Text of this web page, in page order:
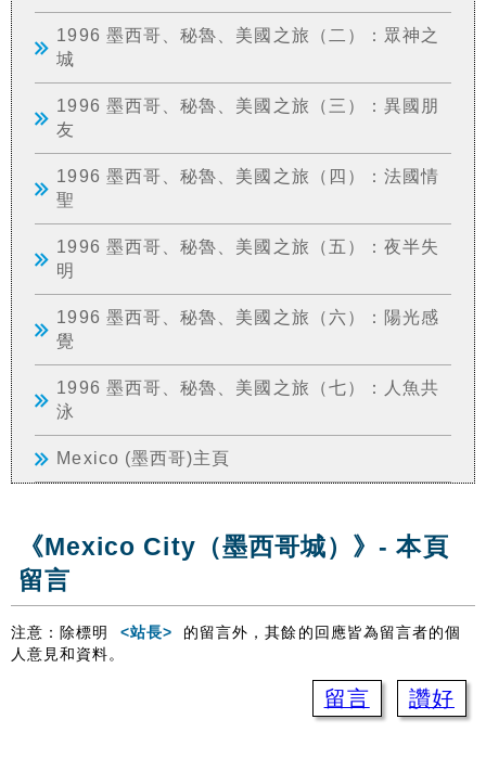
1996 墨西哥、秘魯、美國之旅（二）：眾神之
城
1996 墨西哥、秘魯、美國之旅（三）：異國朋
友
1996 墨西哥、秘魯、美國之旅（四）：法國情
聖
1996 墨西哥、秘魯、美國之旅（五）：夜半失
明
1996 墨西哥、秘魯、美國之旅（六）：陽光感
覺
1996 墨西哥、秘魯、美國之旅（七）：人魚共
泳
Mexico (墨西哥)主頁
《Mexico City（墨西哥城）》- 本頁
留言
注意：除標明 <站長>
的留言外，其餘的回應皆為留言者的個
人意見和資料。
留言 讚好